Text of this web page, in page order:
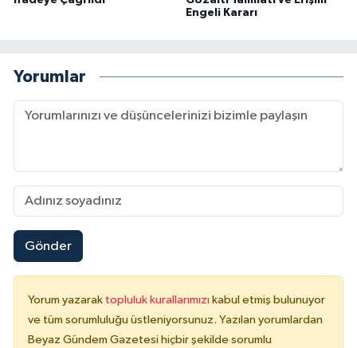
Engeli Kararı
Yorumlar
Gönder
Yorum yazarak topluluk kurallarımızı kabul etmiş bulunuyor
ve tüm sorumluluğu üstleniyorsunuz. Yazılan yorumlardan
Beyaz Gündem Gazetesi hiçbir şekilde sorumlu